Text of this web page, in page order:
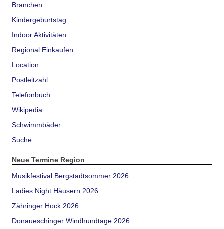
Branchen
Kindergeburtstag
Indoor Aktivitäten
Regional Einkaufen
Location
Postleitzahl
Telefonbuch
Wikipedia
Schwimmbäder
Suche
Neue Termine Region
Musikfestival Bergstadtsommer 2026
Ladies Night Häusern 2026
Zähringer Hock 2026
Donaueschinger Windhundtage 2026